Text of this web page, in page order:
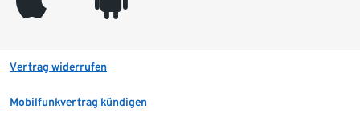
Vertrag widerrufen
Mobilfunkvertrag kündigen